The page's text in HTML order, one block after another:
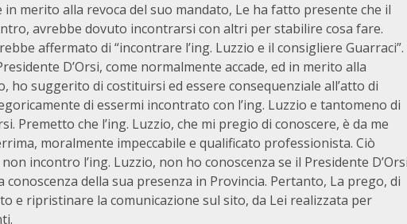
merito alla revoca del suo mandato, Le ha fatto presente che il
avrebbe dovuto incontrarsi con altri per stabilire cosa fare.
affermato di “incontrare l’ing. Luzzio e il consigliere Guarraci”.
D’Orsi, come normalmente accade, ed in merito alla
ho suggerito di costituirsi ed essere consequenziale all’atto di
di essermi incontrato con l’ing. Luzzio e tantomeno di
Premetto che l’ing. Luzzio, che mi pregio di conoscere, è da me
moralmente impeccabile e qualificato professionista. Ciò
incontro l’ing. Luzzio, non ho conoscenza se il Presidente
della sua presenza in Provincia. Pertanto, La prego, di
e ripristinare la comunicazione sul sito, da Lei realizzata per